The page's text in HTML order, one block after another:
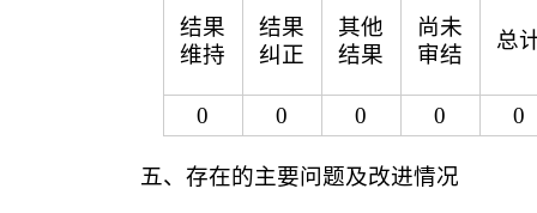
结果
维持
结果
纠正
其他
结果
尚未
审结
总
0 0 0 0 0
五、存在的主要问题及改进情况